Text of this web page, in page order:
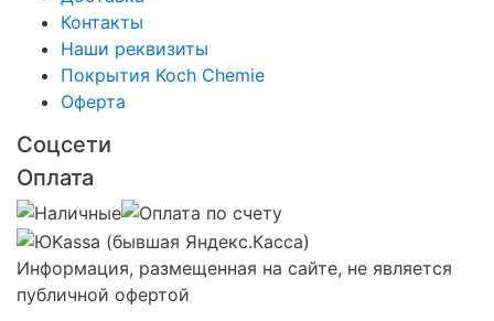
Контакты
Наши реквизиты
Покрытия Koch Chemie
Оферта
Соцсети
Оплата
Информация, размещенная на сайте, не является
публичной офертой